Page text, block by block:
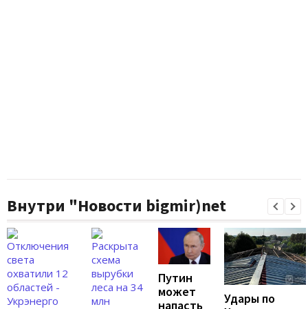
Внутри "Новости bigmir)net
Путин
может
напасть
Удары по